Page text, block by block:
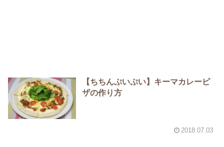
【ちちんぷいぷい】キーマカレーピ
ザの作り方
2018.07.03